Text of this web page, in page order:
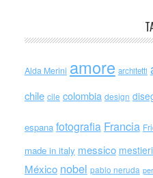
Alda Merini amore architetti
chile cile colombia design
espana fotografia Francia
made in italy messico
México nobel pablo neruda